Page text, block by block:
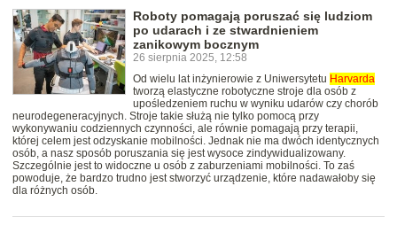
Roboty pomagają poruszać się ludziom
po udarach i ze stwardnieniem
zanikowym bocznym
26 sierpnia 2025, 12:58
Od wielu lat inżynierowie z Uniwersytetu Harvarda
tworzą elastyczne robotyczne stroje dla osób z
upośledzeniem ruchu w wyniku udarów czy chorób
neurodegeneracyjnych. Stroje takie służą nie tylko pomocą przy
wykonywaniu codziennych czynności, ale równie pomagają przy terapii,
której celem jest odzyskanie mobilności. Jednak nie ma dwóch identycznych
osób, a nasz sposób poruszania się jest wysoce zindywidualizowany.
Szczególnie jest to widoczne u osób z zaburzeniami mobilności. To zaś
powoduje, że bardzo trudno jest stworzyć urządzenie, które nadawałoby się
dla różnych osób.